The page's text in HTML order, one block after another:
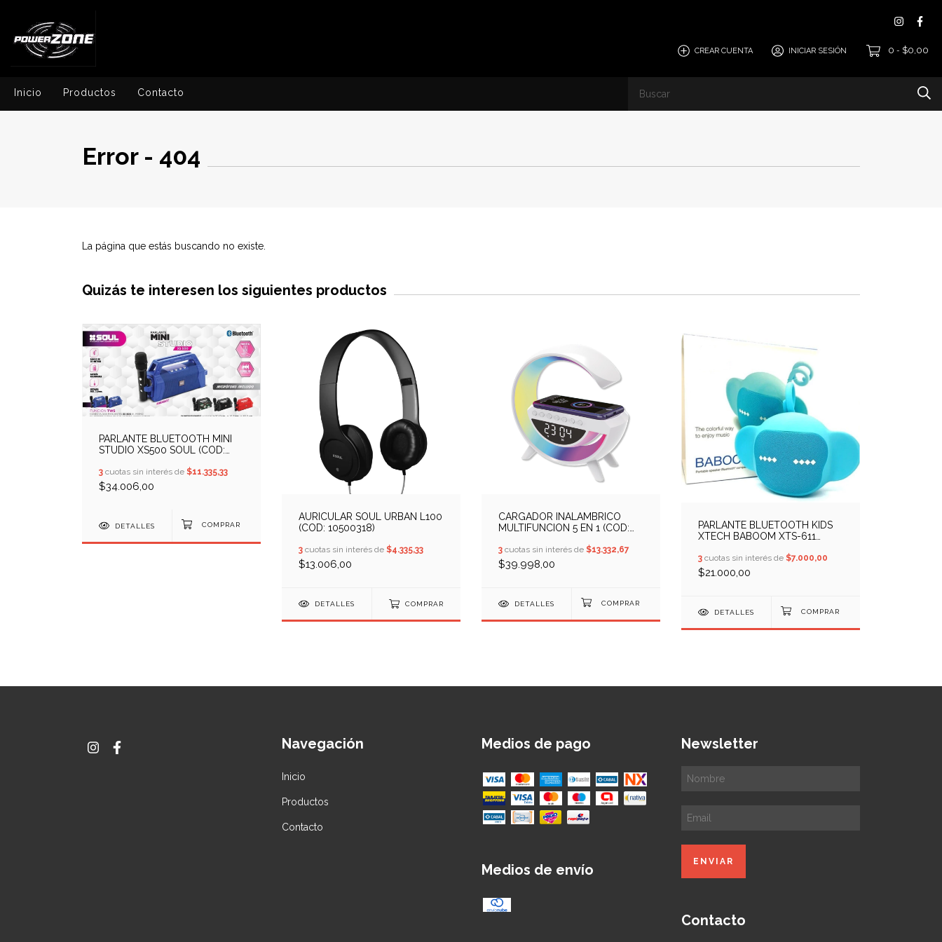
CREAR CUENTA INICIAR SESIÓN 0 - $0,00
Inicio Productos Contacto
Error - 404
La página que estás buscando no existe.
Quizás te interesen los siguientes productos
PARLANTE BLUETOOTH MINI
STUDIO XS500 SOUL (COD:
3 cuotas sin interés de $11.335,33
$34.006,00
DETALLES
AURICULAR SOUL URBAN L100
(COD: 10500318)
3 cuotas sin interés de $4.335,33
$13.006,00
DETALLES COMPRAR
CARGADOR INALAMBRICO
MULTIFUNCION 5 EN 1 (COD:
3 cuotas sin interés de $13.332,67
$39.998,00
DETALLES
PARLANTE BLUETOOTH KIDS
XTECH BABOOM XTS-611
3 cuotas sin interés de $7.000,00
$21.000,00
DETALLES
Navegación
Inicio
Productos
Contacto
Medios de pago
Medios de envío
Newsletter
Contacto